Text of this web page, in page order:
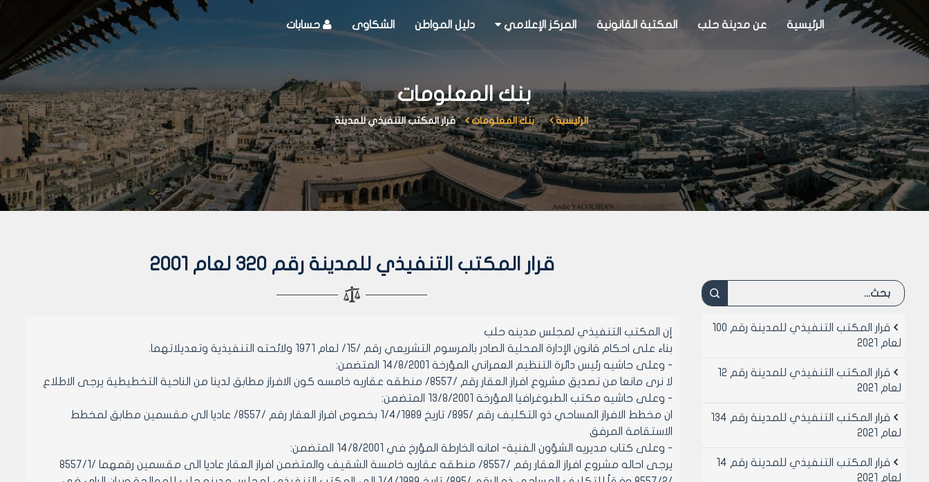
الرئيسية عن مدينة حلب المكتبة القانونية المركز الإعلامي دليل المواطن الشكاوى حسابات
بنك المعلومات
الرئيسية بنك المعلومات قرار المكتب التنفيذي للمدينة
قرار المكتب التنفيذي للمدينة رقم 320 لعام 2001
إن المكتب التنفيذي لمجلس مدينه حلب
بناء على احكام قانون الإدارة المحلية الصادر بالمرسوم التشريعي رقم /15/ لعام 1971 ولائحته التنفيذية وتعديلاتهما.
- وعلى حاشيه رئيس دائرة التنظيم العمراني المؤرخة 14/8/2001 المتضمن:
لا نرى مانعا من تصديق مشروع افراز العقار رقم /8557/ منطقه عقاريه خامسه كون الافراز مطابق لدينا من الناحية التخطيطية يرجى الاطلاع
- وعلى حاشيه مكتب الطبوغرافيا المؤرخة 13/8/2001 المتضمن:
ان مخطط الافراز المساحي ذو التكليف رقم /895/ تاريخ 1/4/1989 بخصوص افراز العقار رقم /8557/ عاديا الي مقسمين مطابق لمخطط
الاستقامة المرفق
- وعلى كتاب مديريه الشؤون الفنية- امانه الخارطة المؤرخ في 14/8/2001 المتضمن:
يرجى احاله مشروع افراز العقار رقم /8557/ منطقه عقاريه خامسة الشقيف والمتضمن افراز العقار عاديا الى مقسمين رقمهما /8557/1
قرار المكتب التنفيذي للمدينة رقم 100
لعام 2021
قرار المكتب التنفيذي للمدينة رقم 12
لعام 2021
قرار المكتب التنفيذي للمدينة رقم 134
لعام 2021
قرار المكتب التنفيذي للمدينة رقم 14
لعام 2021